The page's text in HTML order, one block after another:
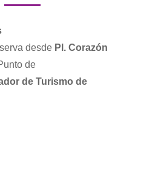
desde Pl. Corazón
de
de Turismo de